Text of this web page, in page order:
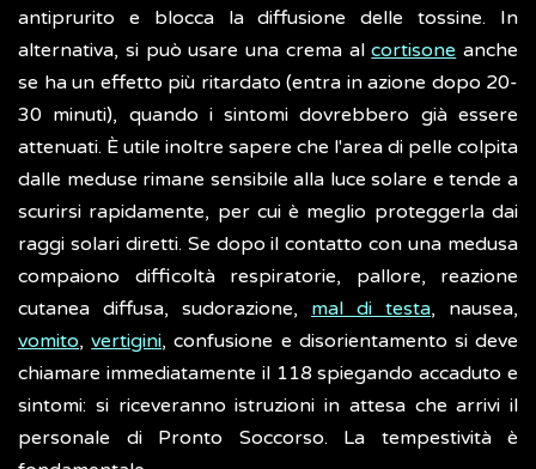
antiprurito e blocca la diffusione delle tossine. In
alternativa, si può usare una crema alcortisone anche
se ha un effetto più ritardato (entra in azione dopo 20-
30 minuti), quando i sintomi dovrebbero già essere
attenuati. È utile inoltre sapere che l'area di pelle colpita
dalle meduse rimane sensibile alla luce solare e tende a
scurirsi rapidamente, per cui è meglio proteggerla dai
raggi solari diretti. Se dopo il contatto con una medusa
compaiono difficoltà respiratorie, pallore, reazione
cutanea diffusa, sudorazione, mal di testa, nausea,
vomito,vertigini, confusione e disorientamento si deve
chiamare immediatamente il 118 spiegando accaduto e
sintomi: si riceveranno istruzioni in attesa che arrivi il
personale di Pronto Soccorso. La tempestività è